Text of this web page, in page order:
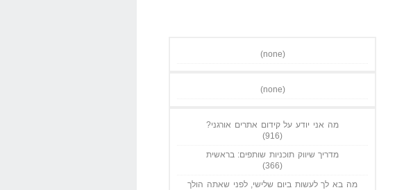
(none)
(none)
מה אני יודע על קידום אתרים אורגני?
(916)
מדריך שיווק תוכניות שותפים: בראשית
(366)
מה בא לך לעשות ביום שלישי, לפני שאתה הולך